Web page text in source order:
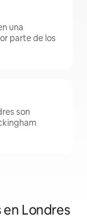
una
parte de los
son
Londres